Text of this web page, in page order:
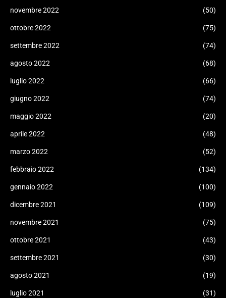
novembre 2022 (50)
ottobre 2022 (75)
settembre 2022 (74)
agosto 2022 (68)
luglio 2022 (66)
giugno 2022 (74)
maggio 2022 (20)
aprile 2022 (48)
marzo 2022 (52)
febbraio 2022 (134)
gennaio 2022 (100)
dicembre 2021 (109)
novembre 2021 (75)
ottobre 2021 (43)
settembre 2021 (30)
agosto 2021 (19)
luglio 2021 (31)